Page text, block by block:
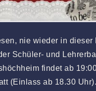
nie wieder in dieser
Schüler- und
findet ab
(Einlass ab 18.30